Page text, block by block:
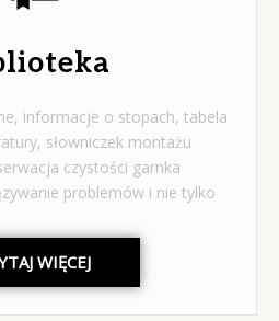
informacje o stopach, tabela
słowniczek montażu
czystości garnka
problemów i nie tylko
WIĘCEJ